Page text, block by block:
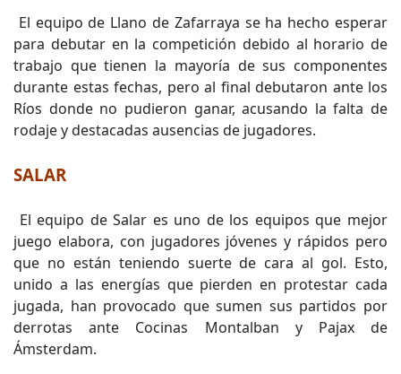
El equipo de Llano de Zafarraya se ha hecho esperar
para debutar en la competición debido al horario de
trabajo que tienen la mayoría de sus componentes
durante estas fechas, pero al final debutaron ante los
Ríos donde no pudieron ganar, acusando la falta de
rodaje y destacadas ausencias de jugadores.
SALAR
El equipo de Salar es uno de los equipos que mejor
juego elabora, con jugadores jóvenes y rápidos pero
que no están teniendo suerte de cara al gol. Esto,
unido a las energías que pierden en protestar cada
jugada, han provocado que sumen sus partidos por
derrotas ante Cocinas Montalban y Pajax de
Ámsterdam.